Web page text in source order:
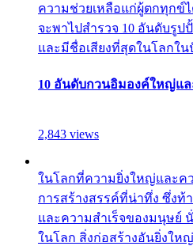
ความช่วยเหลือแก่ผู้ตกทุกข์ไ
จะพาไปสำรวจ 10 อันดับรู
และมีชื่อเสียงที่สุดในโลกใน
10 อันดับกวนอิมองค์ใหญ่แ
2,843 views
ในโลกที่ความยิ่งใหญ่และค
การสร้างสรรค์ที่น่าทึ่ง ซึ่งท้
และความสำเร็จของมนุษ
ในโลก สิ่งก่อสร้างอันยิ่งให